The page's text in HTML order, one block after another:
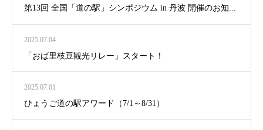
第13回 全国「道の駅」シンポジウム in 丹波 開催のお知...
2025.07.04
「おば里枝豆観光リレー」スタート！
2025.07.01
ひょうご道の駅アワード（7/1～8/31）